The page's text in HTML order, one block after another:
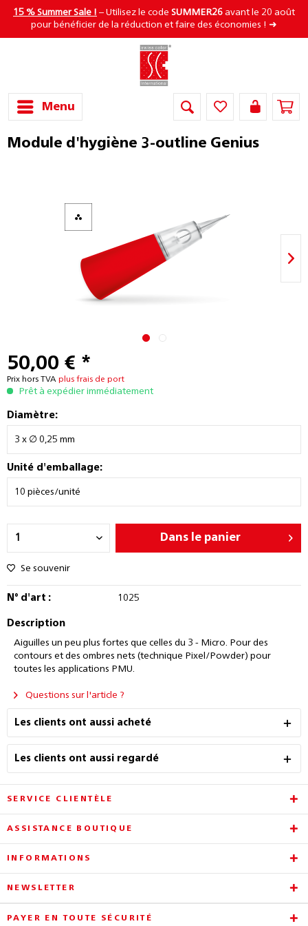
15 % Summer Sale ! – Utilisez le code SUMMER26 avant le 20 août
pour bénéficier de la réduction et faire des économies ! ➜
Menu
Module d'hygiène 3-outline Genius
50,00 € *
Prix hors TVA plus frais de port
Prêt à expédier immédiatement
Diamètre:
Unité d'emballage:
Dans le panier
Se souvenir
N° d'art : 1025
Description
Aiguilles un peu plus fortes que celles du 3 - Micro. Pour des
contours et des ombres nets (technique Pixel/Powder) pour
toutes les applications PMU.
Questions sur l'article ?
Les clients ont aussi acheté
Les clients ont aussi regardé
SERVICE CLIENTÈLE
ASSISTANCE BOUTIQUE
INFORMATIONS
NEWSLETTER
PAYER EN TOUTE SÉCURITÉ